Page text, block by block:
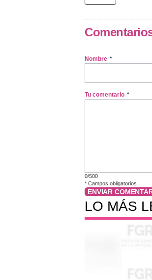
Nombre *
Tu comentario *
0/500
* Campos obligatorios
ENVIAR
LO MÁS